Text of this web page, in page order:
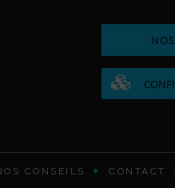
CONSEILS CONTACT